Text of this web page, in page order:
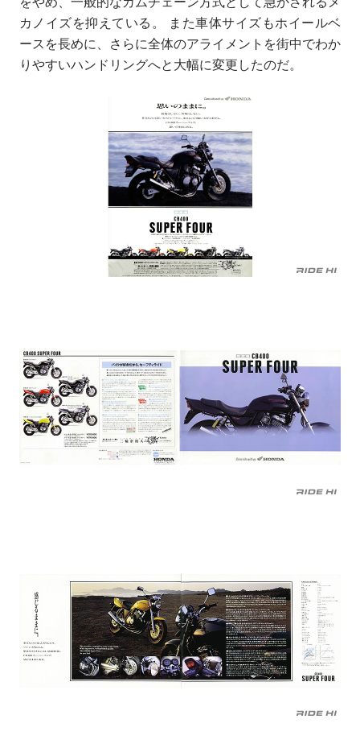
カノイズを抑えている。 また車体サイズもホイールベ
ースを長めに、さらに全体のアライメントを街中でわか
りやすいハンドリングへと大幅に変更したのだ。